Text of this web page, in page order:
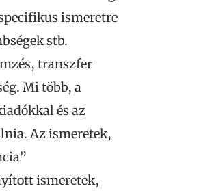
ismeretre
stb.
transzfer
Mi több, a
és az
Az ismeretek,
ismeretek,